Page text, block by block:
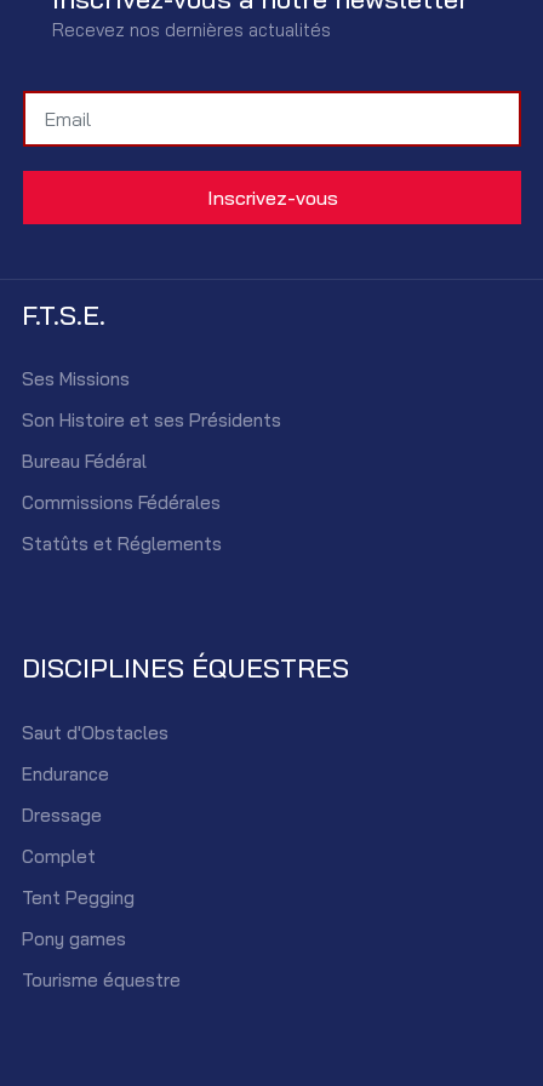
Recevez nos dernières actualités
F.T.S.E.
Ses Missions
Son Histoire et ses Présidents
Bureau Fédéral
Commissions Fédérales
Statûts et Réglements
DISCIPLINES ÉQUESTRES
Saut d'Obstacles
Endurance
Dressage
Complet
Tent Pegging
Pony games
Tourisme équestre